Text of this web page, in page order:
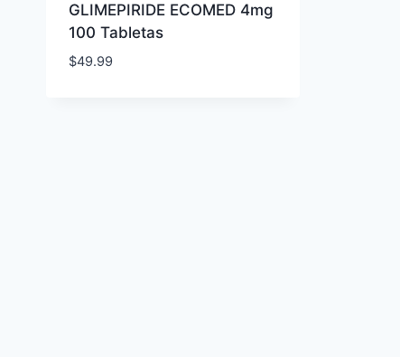
GLIMEPIRIDE ECOMED 4mg
100 Tabletas
$49.99